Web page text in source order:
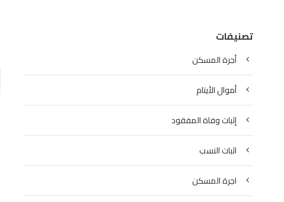
تصنيفات
أجرة المسكن
أموال الأيتام
إثبات وفاة المفقود
اثبات النسب
اجرة المسكن